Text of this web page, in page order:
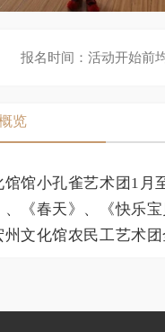
报名时间： 活动开始前
览
馆小孔雀艺术团1月
、《春天》、《快乐
文化馆农民工艺术